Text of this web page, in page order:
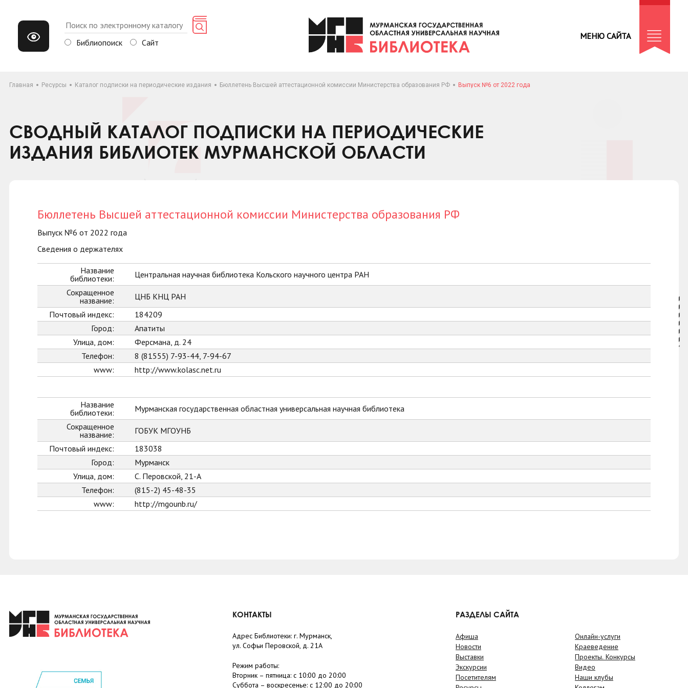
Библиопоиск Сайт
МЕНЮ САЙТА
Главная Ресурсы Каталог подписки на периодические издания Бюллетень Высшей аттестационной комиссии Министерства образования РФ Выпуск №6 от 2022 года
СВОДНЫЙ КАТАЛОГ ПОДПИСКИ НА ПЕРИОДИЧЕСКИЕ
ИЗДАНИЯ БИБЛИОТЕК МУРМАНСКОЙ ОБЛАСТИ
Бюллетень Высшей аттестационной комиссии Министерства образования РФ
Выпуск №6 от 2022 года
Сведения о держателях
Название
библиотеки:
Центральная научная библиотека Кольского научного центра РАН
Сокращенное
название:
ЦНБ КНЦ РАН
Почтовый индекс:
184209
Город:
Апатиты
Улица, дом:
Ферсмана, д. 24
Телефон:
8 (81555) 7-93-44, 7-94-67
www:
http://www.kolasc.net.ru
Название
библиотеки:
Мурманская государственная областная универсальная научная библиотека
Сокращенное
название:
ГОБУК МГОУНБ
Почтовый индекс:
183038
Город:
Мурманск
Улица, дом:
С. Перовской, 21-А
Телефон:
(815-2) 45-48-35
www:
http://mgounb.ru/
КОНТАКТЫ
Адрес Библиотеки: г. Мурманск,
ул. Софьи Перовской, д. 21А
Режим работы:
Вторник – пятница: с 10:00 до 20:00
Суббота – воскресенье: c 12:00 до 20:00
РАЗДЕЛЫ САЙТА
Афиша
Новости
Выставки
Экскурсии
Посетителям
Онлайн-услуги
Краеведение
Проекты. Конкурсы
Видео
Наши клубы